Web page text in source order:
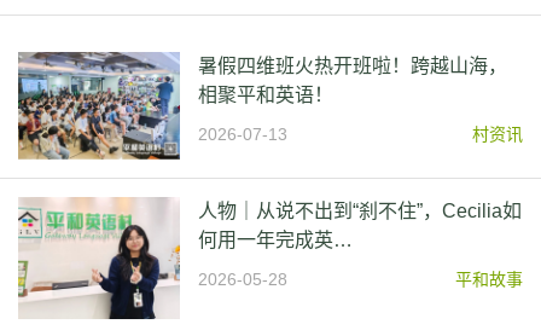
暑假四维班火热开班啦！跨越山海，
相聚平和英语！
2026-07-13 村资讯
人物｜从说不出到“刹不住”，Cecilia如
何用一年完成英…
2026-05-28 平和故事